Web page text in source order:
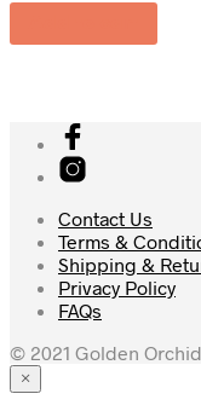
Contact Us
Terms &
Shipping &
Privacy Policy
FAQs
© 2021 Golden
×